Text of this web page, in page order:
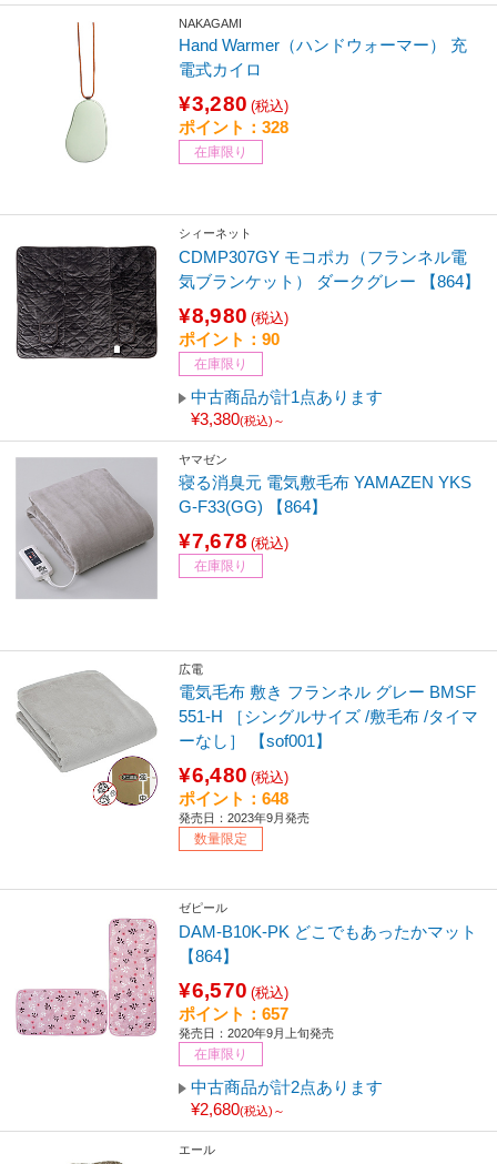
NAKAGAMI
Hand Warmer（ハンドウォーマー） 充
電式カイロ
¥3,280 (税込)
ポイント：328
在庫限り
シィーネット
CDMP307GY モコポカ（フランネル電
気ブランケット） ダークグレー 【864】
¥8,980 (税込)
ポイント：90
在庫限り
中古商品が計1点あります
¥3,380(税込)～
ヤマゼン
寝る消臭元 電気敷毛布 YAMAZEN YKS
G-F33(GG) 【864】
¥7,678 (税込)
在庫限り
広電
電気毛布 敷き フランネル グレー BMSF
551-H ［シングルサイズ /敷毛布 /タイマ
ーなし］ 【sof001】
¥6,480 (税込)
ポイント：648
発売日：2023年9月発売
数量限定
ゼピール
DAM-B10K-PK どこでもあったかマット
【864】
¥6,570 (税込)
ポイント：657
発売日：2020年9月上旬発売
在庫限り
中古商品が計2点あります
¥2,680(税込)～
エール